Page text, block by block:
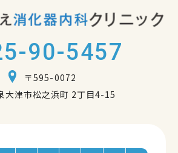
90-5457
〒595-0072
大津市松之浜町 2丁目4-15